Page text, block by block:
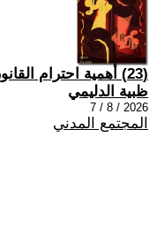
(23) أهمية احترام القانون في الحياة اليومية
ظبية الدليمي
2026 / 8 / 7
المجتمع المدني